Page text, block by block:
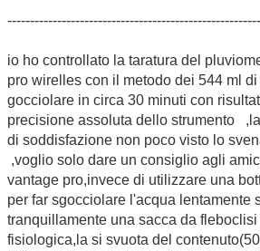
io ho controllato la taratura del
pro wirelles con il metodo dei 544 ml
gocciolare in circa 30 minuti con
precisione assoluta dello strumento
di soddisfazione non poco visto lo
,voglio solo dare un consiglio agli
vantage pro,invece di utilizzare una
per far sgocciolare l'acqua lentamente
tranquillamente una sacca da
fisiologica,la si svuota del